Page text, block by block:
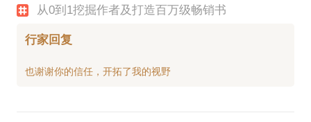
力、水平；知名作者的真实销量、个人运作模式等。
更专业的内容把控
基于八年实际工作中对畅销作家的追踪了解及对不同
从0到1挖掘作者及打造百万级畅销书
行家回复